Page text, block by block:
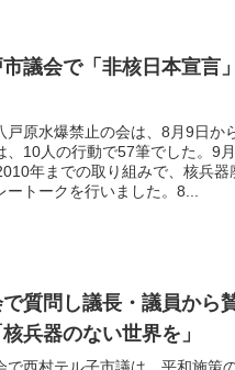
市議会で「非核日本宣言
戸原水爆禁止の会は、8月9日か
、10人の行動で57筆でした。9
年までの取り組みで、核兵
トークを行いました。8...
で質問し議長・議員から
兵器のない世界を」